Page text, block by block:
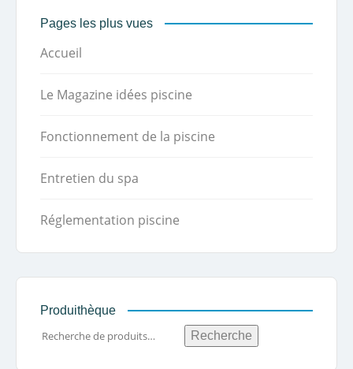
Pages les plus vues
Accueil
Le Magazine idées piscine
Fonctionnement de la piscine
Entretien du spa
Réglementation piscine
Produithèque
Recherche